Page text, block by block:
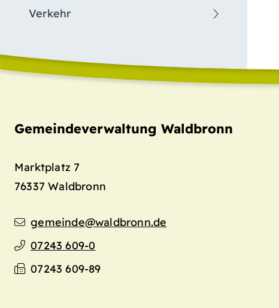
Verkehr
Gemeindeverwaltung Waldbronn
Marktplatz 7
76337 Waldbronn
gemeinde@waldbronn.de
07243 609-0
07243 609-89